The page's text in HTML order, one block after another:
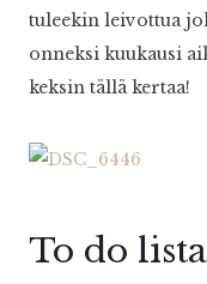
tuleekin leivottua
onneksi kuukausi
keksin tällä kertaa!
To do